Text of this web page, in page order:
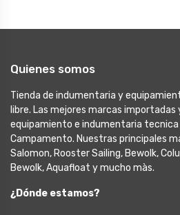
Quienes somos
Tienda de indumentaria y
libre. Las mejores marcas importadas
equipamiento e indumentaria
Campamento. Nuestras principales
Salomon, Rooster Sailing, Bewolk,
Bewolk, Aquafloat y mucho màs.
¿Dónde estamos?